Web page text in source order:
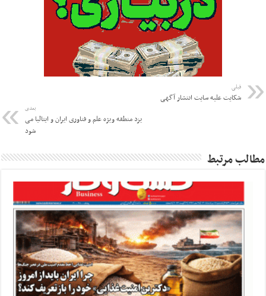
قبلی
شکایت علیه سایت انتشار آگهی
بعدی
یزد منطقه ویژه علم و فناوری ایران و ایتالیا می
شود
مطالب مرتبط